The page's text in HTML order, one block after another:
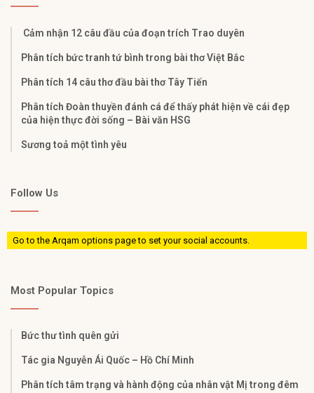
Cảm nhận 12 câu đầu của đoạn trích Trao duyên
Phân tích bức tranh tứ bình trong bài thơ Việt Bắc
Phân tích 14 câu thơ đầu bài thơ Tây Tiến
Phân tích Đoàn thuyền đánh cá để thấy phát hiện về cái đẹp
của hiện thực đời sống – Bài văn HSG
Sương toả một tình yêu
Follow Us
Go to the Arqam options page to set your social accounts.
Most Popular Topics
Bức thư tình quên gửi
Tác gia Nguyễn Ái Quốc – Hồ Chí Minh
Phân tích tâm trạng và hành động của nhân vật Mị trong đêm